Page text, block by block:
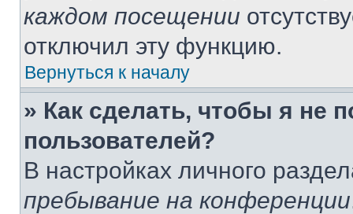
каждом посещении
отключил эту функцию.
Вернуться к началу
» Как сделать, чтобы я не
пользователей?
В настройках личного
пребывание на конференции